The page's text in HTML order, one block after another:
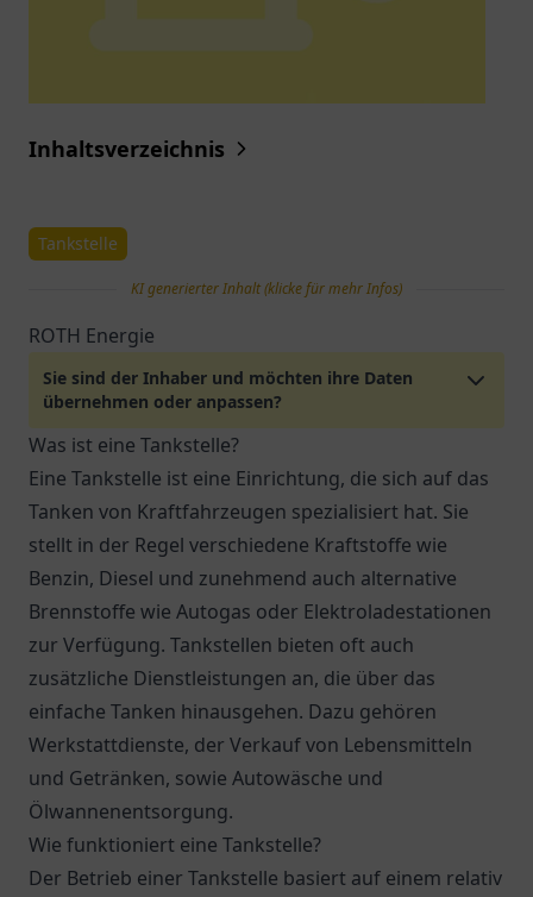
Inhaltsverzeichnis
Tankstelle
KI generierter Inhalt (klicke für mehr Infos)
ROTH Energie
Sie sind der Inhaber und möchten ihre Daten
übernehmen oder anpassen?
Was ist eine Tankstelle?
Eine Tankstelle ist eine Einrichtung, die sich auf das
Tanken von Kraftfahrzeugen spezialisiert hat. Sie
stellt in der Regel verschiedene Kraftstoffe wie
Benzin, Diesel und zunehmend auch alternative
Brennstoffe wie Autogas oder Elektroladestationen
zur Verfügung. Tankstellen bieten oft auch
zusätzliche Dienstleistungen an, die über das
einfache Tanken hinausgehen. Dazu gehören
Werkstattdienste, der Verkauf von Lebensmitteln
und Getränken, sowie Autowäsche und
Ölwannenentsorgung.
Wie funktioniert eine Tankstelle?
Der Betrieb einer Tankstelle basiert auf einem relativ